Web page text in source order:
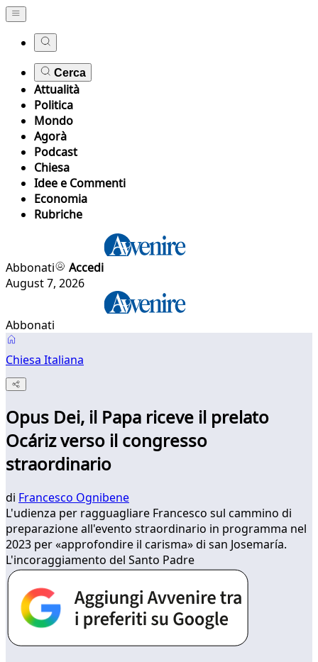
Cerca
Attualità
Politica
Mondo
Agorà
Podcast
Chiesa
Idee e Commenti
Economia
Rubriche
Abbonati
Accedi
August 7, 2026
Abbonati
Chiesa Italiana
Opus Dei, il Papa riceve il prelato
Ocáriz verso il congresso
straordinario
di Francesco Ognibene
L'udienza per ragguagliare Francesco sul cammino di
preparazione all'evento straordinario in programma nel
2023 per «approfondire il carisma» di san Josemaría.
L'incoraggiamento del Santo Padre